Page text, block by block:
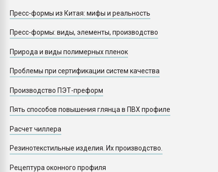
Пресс-формы из Китая: мифы и реальность
Пресс-формы: виды, элементы, производство
Природа и виды полимерных пленок
Проблемы при сертификации систем качества
Производство ПЭТ-преформ
Пять способов повышения глянца в ПВХ профиле
Расчет чиллера
Резинотекстильные изделия. Их производство.
Рецептура оконного профиля